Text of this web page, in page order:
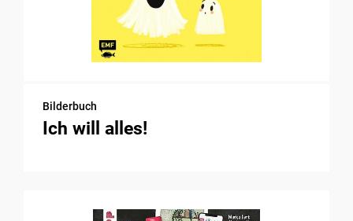
Bilderbuch
Ich will alles!